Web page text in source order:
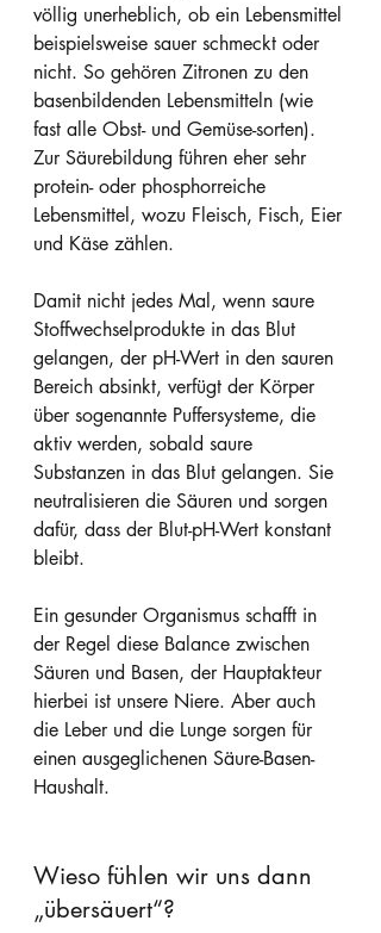
völlig unerheblich, ob ein Lebensmittel
beispielsweise sauer schmeckt oder
nicht. So gehören Zitronen zu den
basenbildenden Lebensmitteln (wie
fast alle Obst- und Gemüse-sorten).
Zur Säurebildung führen eher sehr
protein- oder phosphorreiche
Lebensmittel, wozu Fleisch, Fisch, Eier
und Käse zählen.
Damit nicht jedes Mal, wenn saure
Stoffwechselprodukte in das Blut
gelangen, der pH-Wert in den sauren
Bereich absinkt, verfügt der Körper
über sogenannte Puffersysteme, die
aktiv werden, sobald saure
Substanzen in das Blut gelangen. Sie
neutralisieren die Säuren und sorgen
dafür, dass der Blut-pH-Wert konstant
bleibt.
Ein gesunder Organismus schafft in
der Regel diese Balance zwischen
Säuren und Basen, der Hauptakteur
hierbei ist unsere Niere. Aber auch
die Leber und die Lunge sorgen für
einen ausgeglichenen Säure-Basen-
Haushalt.
Wieso fühlen wir uns dann
„übersäuert“?